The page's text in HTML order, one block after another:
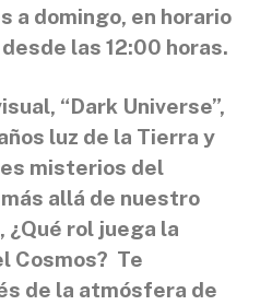
a domingo, en horario
las 12:00 horas.
“Dark Universe”,
luz de la Tierra y
misterios del
allá de nuestro
¿Qué rol juega la
Cosmos? Te
de la atmósfera de